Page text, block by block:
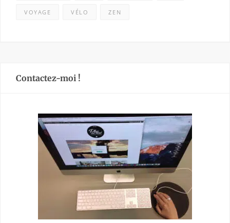
VOYAGE VÉLO ZEN
Contactez-moi !